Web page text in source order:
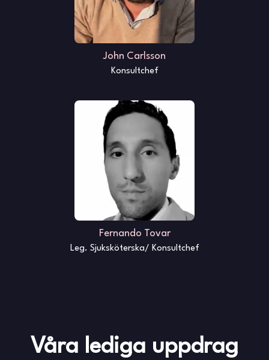
John Carlsson
Konsultchef
Fernando Tovar
Leg. Sjuksköterska/ Konsultchef
Våra lediga uppdrag